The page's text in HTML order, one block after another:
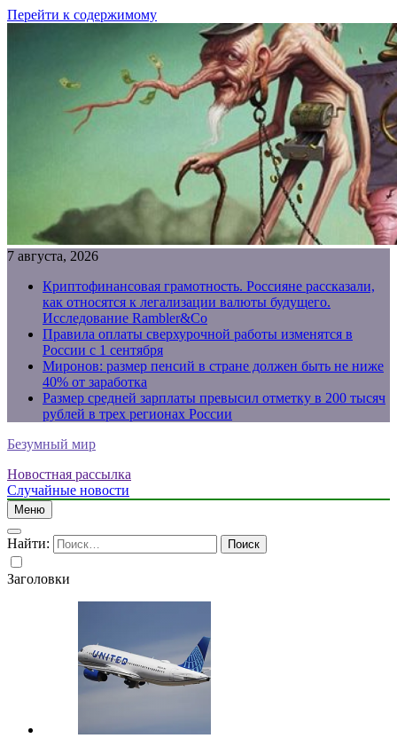
Перейти к содержимому
7 августа, 2026
Криптофинансовая грамотность. Россияне рассказали,
как относятся к легализации валюты будущего.
Исследование Rambler&Co
Правила оплаты сверхурочной работы изменятся в
России с 1 сентября
Миронов: размер пенсий в стране должен быть не ниже
40% от заработка
Размер средней зарплаты превысил отметку в 200 тысяч
рублей в трех регионах России
Безумный мир
Новостная рассылка
Случайные новости
Меню
Найти:
Заголовки